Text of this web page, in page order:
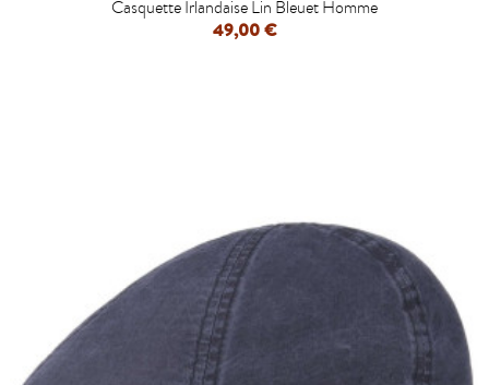
Casquette Irlandaise Lin Bleuet Homme
49,00 €